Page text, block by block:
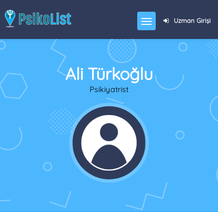
Uzman Girişi
Ali Türkoğlu
Psikiyatrist